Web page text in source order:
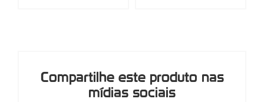
Compartilhe este produto nas
mídias sociais